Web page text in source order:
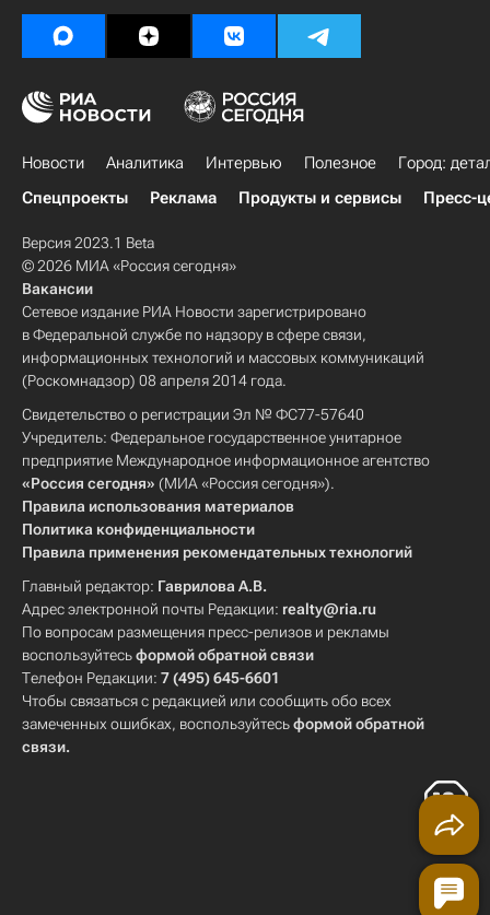
Новости Аналитика Интервью Полезное
Город:
Спецпроекты
Реклама Продукты и сервисы Пресс-
Версия 2023.1 Beta
© 2026 МИА «Россия сегодня»
Вакансии
Сетевое издание РИА Новости зарегистрировано
в Федеральной службе по надзору в сфере связи,
информационных технологий и массовых коммуникаций
(Роскомнадзор) 08 апреля 2014 года.
Свидетельство о регистрации Эл № ФС77-57640
Учредитель: Федеральное государственное унитарное
предприятие Международное информационное агентство
«Россия сегодня» (МИА «Россия сегодня»).
Правила использования материалов
Политика конфиденциальности
Правила применения рекомендательных технологий
Главный редактор: Гаврилова А.В.
Адрес электронной почты Редакции: realty@ria.ru
По вопросам размещения пресс-релизов и рекламы
воспользуйтесьформой обратной связи
Телефон Редакции: 7 (495) 645-6601
Чтобы связаться с редакцией или сообщить обо всех
замеченных ошибках, воспользуйтесьформой обратной
связи.